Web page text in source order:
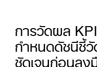
การวัดผล
กำหนดดัชนีชี้
ชัดเจนก่อนลง